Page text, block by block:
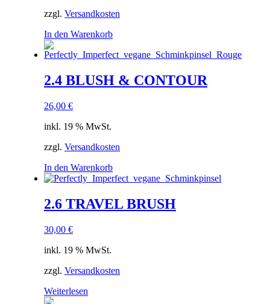
zzgl. Versandkosten
In den Warenkorb
2.4 BLUSH & CONTOUR
26,00 €
inkl. 19 % MwSt.
zzgl. Versandkosten
In den Warenkorb
2.6 TRAVEL BRUSH
30,00 €
inkl. 19 % MwSt.
zzgl. Versandkosten
Weiterlesen